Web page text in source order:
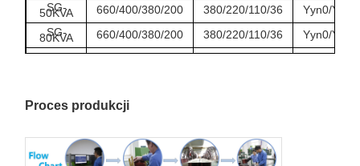
SG-
50KVA 660/400/380/200 380/220/110/36
Yyn0/Y/d/
SG-
80KVA 660/400/380/200 380/220/110/36
Yyn0/Y/d/
SG-
Proces produkcji